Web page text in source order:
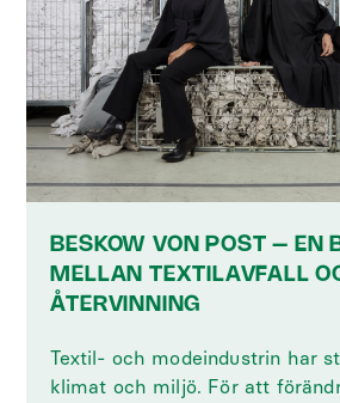
BESKOW VON POST – EN
MELLAN TEXTILAVFALL
ÅTERVINNING
Textil- och modeindustrin har
klimat och miljö. För att